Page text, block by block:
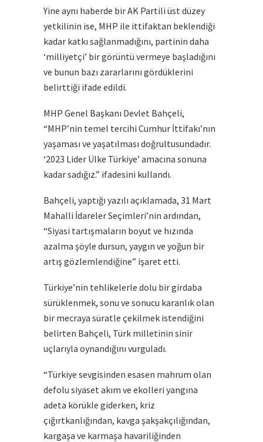
Yine aynı haberde bir AK Partili üst düzey
yetkilinin ise, MHP ile ittifaktan beklendiği
kadar katkı sağlanmadığını, partinin daha
‘milliyetçi’ bir görüntü vermeye başladığını
ve bunun bazı zararlarını gördüklerini
belirttiği ifade edildi.
MHP Genel Başkanı Devlet Bahçeli,
“MHP’nin temel tercihi Cumhur İttifakı’nın
yaşaması ve yaşatılması doğrultusundadır.
‘2023 Lider Ülke Türkiye’ amacına sonuna
kadar sadığız.” ifadesini kullandı.
Bahçeli, yaptığı yazılı açıklamada, 31 Mart
Mahalli İdareler Seçimleri’nin ardından,
“Siyasi tartışmaların boyut ve hızında
azalma şöyle dursun, yaygın ve yoğun bir
artış gözlemlendiğine” işaret etti.
Türkiye’nin tehlikelerle dolu bir girdaba
sürüklenmek, sonu ve sonucu karanlık olan
bir mecraya süratle çekilmek istendiğini
belirten Bahçeli, Türk milletinin sinir
uçlarıyla oynandığını vurguladı.
“Türkiye sevgisinden esasen mahrum olan
defolu siyaset akım ve ekolleri yangına
adeta körükle giderken, kriz
çığırtkanlığından, kavga şakşakçılığından,
kargaşa ve karmaşa havariliğinden